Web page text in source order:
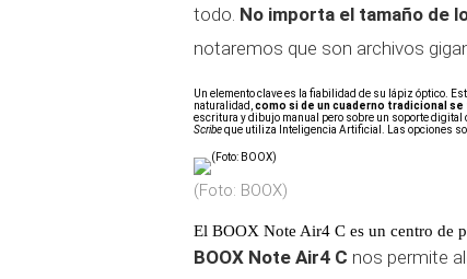
todo. No importa el tamaño de
notaremos que son archivos
Un elemento clave es la fiabilidad de su lápiz óptico.
naturalidad, como si de un cuaderno tradicional
escritura y dibujo manual pero sobre un soporte
Scribeque utiliza Inteligencia Artificial. Las opciones
(Foto: BOOX)
El BOOX Note Air4 C es un centro de
BOOX Note Air4 C nos permite